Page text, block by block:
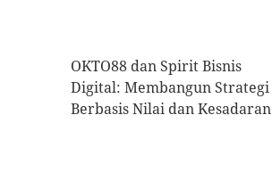
OKTO88 dan Spirit Bisnis
Digital: Membangun Strategi
Berbasis Nilai dan Kesadaran